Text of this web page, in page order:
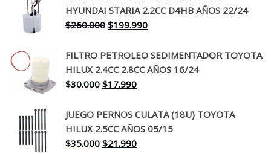
era:
$650.000.
es:
$519.990.
HYUNDAI STARIA 2.2CC D4HB AÑOS 22/24
$260.000 El
original
era:
$260.000.
$199.990El
actual
es:
FILTRO PETROLEO SEDIMENTADOR TOYOTA
HILUX 2.4CC 2.8CC AÑOS 16/24
$30.000 El
original
era:
$30.000.
$17.990El
actual
es:
$17.990.
JUEGO PERNOS CULATA (18U) TOYOTA
HILUX 2.5CC AÑOS 05/15
$35.000 El
$21.990El